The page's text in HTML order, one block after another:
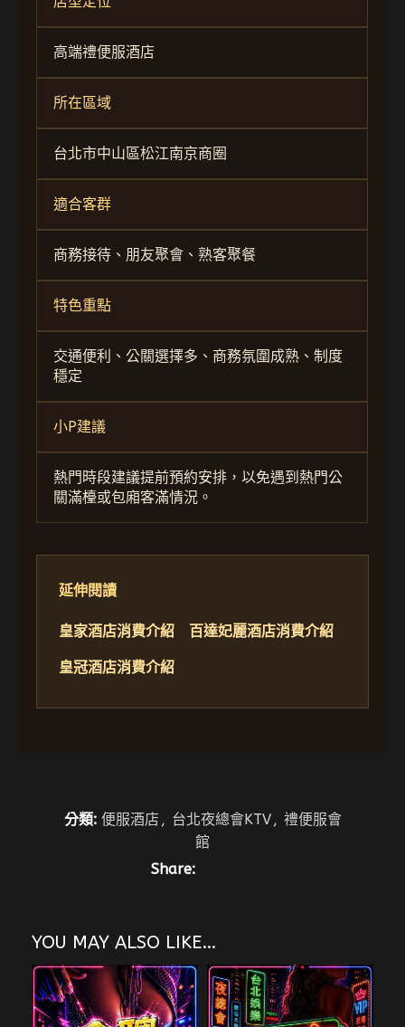
高端禮便服酒店
所在區域
台北市中山區松江南京商圈
適合客群
商務接待、朋友聚會、熟客聚餐
特色重點
交通便利、公關選擇多、商務氛圍成熟、制度
穩定
小P建議
熱門時段建議提前預約安排，以免遇到熱門公
關滿檯或包廂客滿情況。
延伸閱讀
皇家酒店消費介紹 百達妃麗酒店消費介紹
皇冠酒店消費介紹
分類: 便服酒店 , 台北夜總會KTV, 禮便服會
館
Share:
YOU MAY ALSO LIKE…